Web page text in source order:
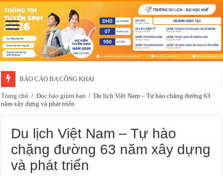
Thông báo về việc xét chọn sinh viên đề nghị nhận học bổng của doanh
Trang chủ / Đọc báo giùm bạn / Du lịch Việt Nam – Tự hào chặng đường 63
năm xây dựng và phát triển
Du lịch Việt Nam – Tự hào
chặng đường 63 năm xây dựng
và phát triển